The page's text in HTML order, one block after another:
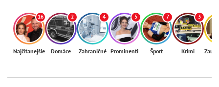
16
Najčítanejšie
2
Domáce
4
Zahraničné
5
Prominenti
7
Šport
3
Krimi